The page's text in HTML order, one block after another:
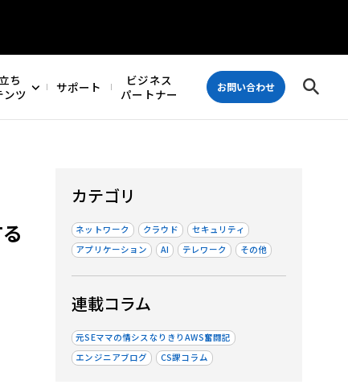
ち
ンツ
サポート
ビジネス
パートナー
お問い合わせ
カテゴリ
ネットワーク クラウド
セキュリティ
アプリケーション
AI テレワーク その他
連載コラム
元SEママの情シスなりきりAWS奮闘記
エンジニアブログ
CS課コラム